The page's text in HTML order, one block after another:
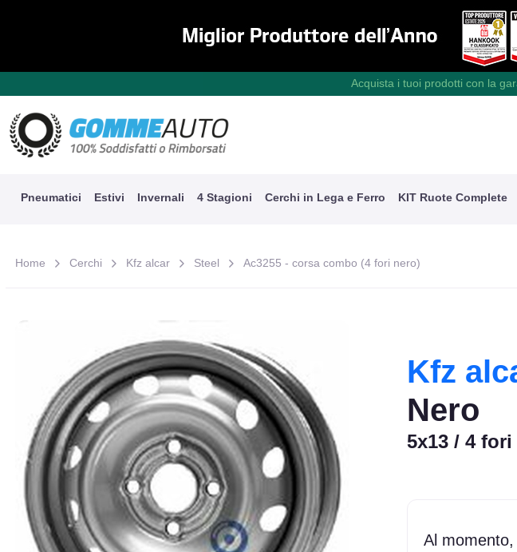
Acquista i tuoi prodotti con la
Pneumatici Estivi Invernali 4 Stagioni Cerchi in Lega e Ferro KIT Ruote Complete
Home Cerchi Kfz alcar Steel Ac3255 - corsa combo (4 fori nero)
Kfz
Nero
5x13 / 4 fori
Al